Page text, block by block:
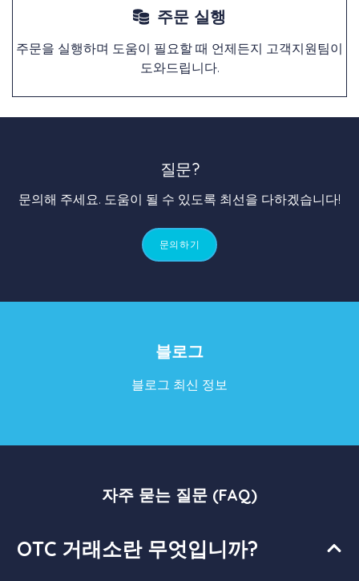
주문 실행
주문을 실행하며 도움이 필요할 때 언제든지 고객지원팀이
도와드립니다.
질문?
문의해 주세요. 도움이 될 수 있도록 최선을 다하겠습니다!
문의하기
블로그
블로그 최신 정보
자주 묻는 질문 (FAQ)
OTC 거래소란 무엇입니까?